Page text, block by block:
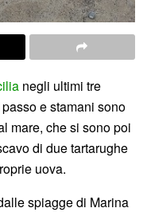
negli ultimi tre
e stamani sono
mare, che si sono poi
di due tartarughe
uova.
spiagge di Marina